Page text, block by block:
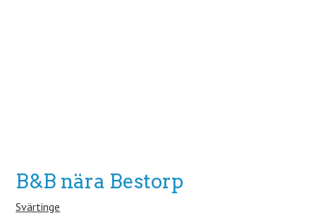
B&B nära Bestorp
Svärtinge